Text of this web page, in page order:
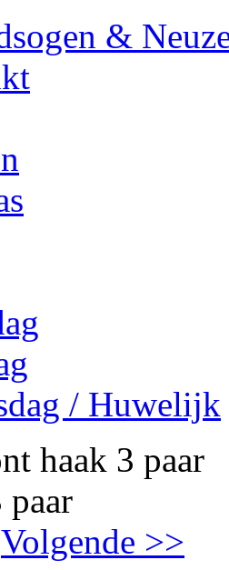
&
/ Huwelijk
haak 3 paar
paar
Volgende >>